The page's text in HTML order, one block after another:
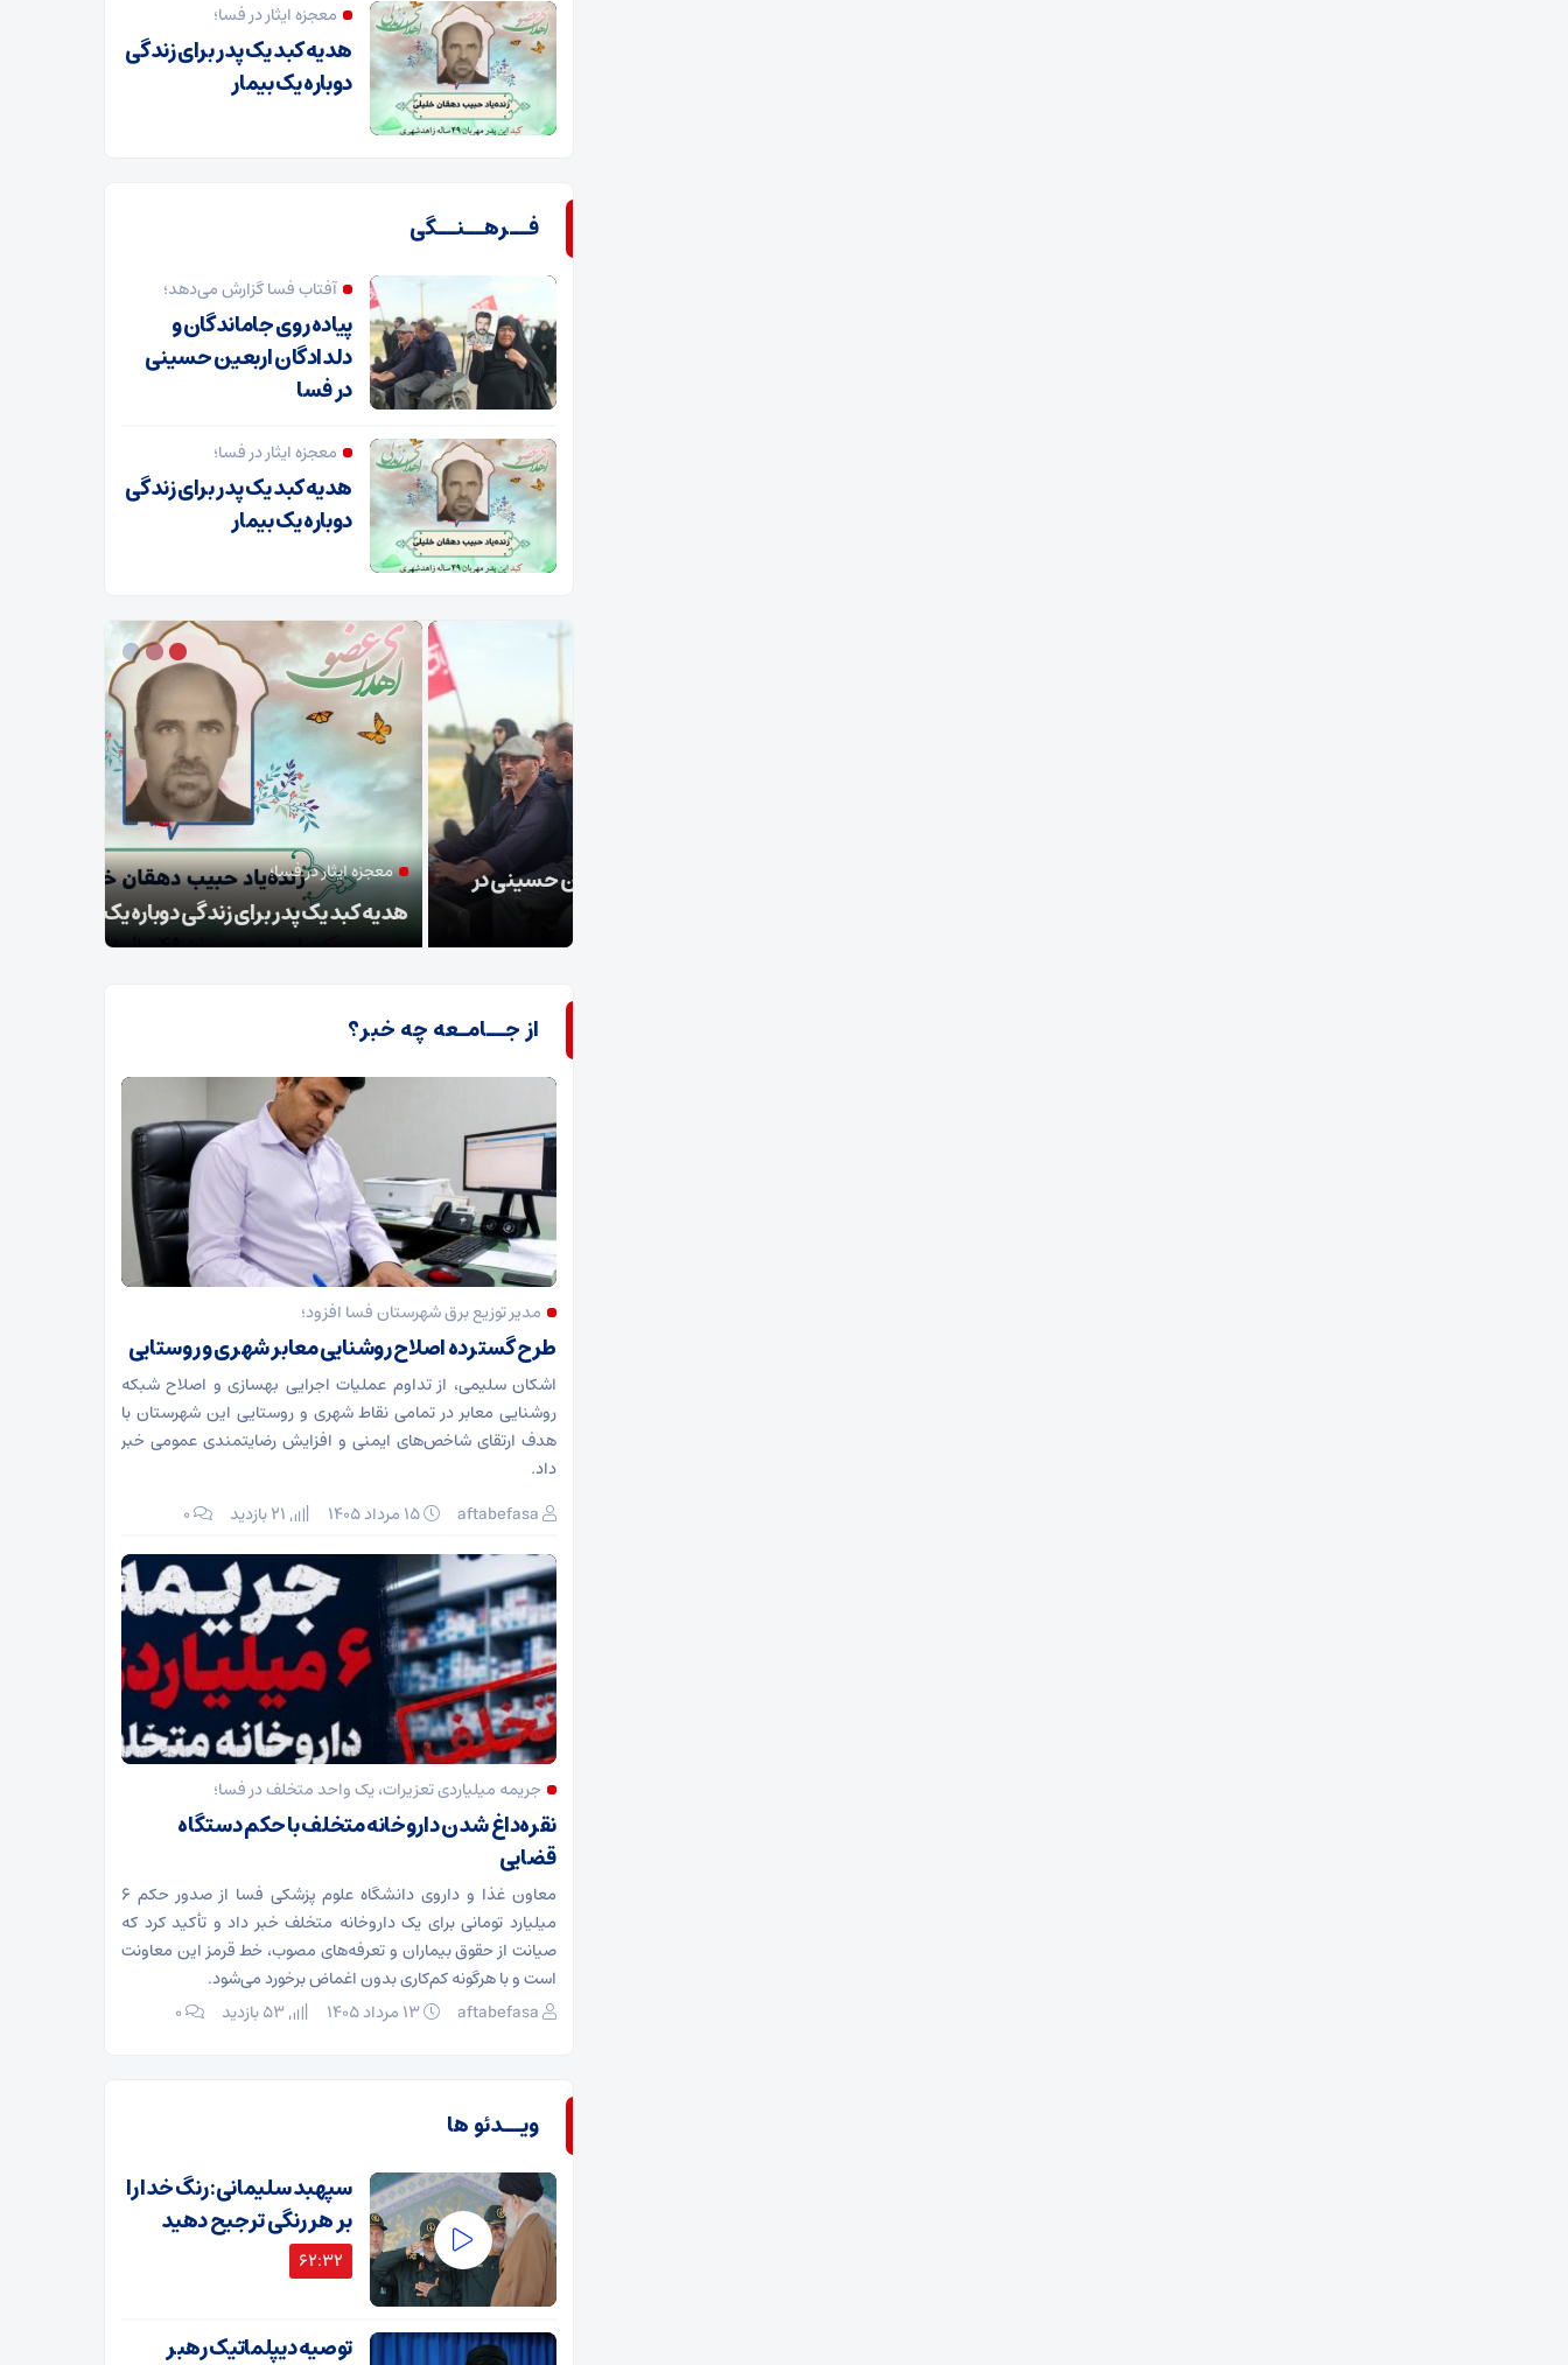
معجزه ایثار در فسا؛
هدیه کبد یک پدر برای زندگی
دوباره یک بیمار
فــرهــنــگی
آفتاب فسا گزارش می‌دهد؛
پیاده روی جاماندگان و
دلدادگان اربعین حسینی
در فسا
معجزه ایثار در فسا؛
هدیه کبد یک پدر برای زندگی
دوباره یک بیمار
معجزه ایثار در فسا؛
هدیه کبد یک پدر برای زندگی دوباره یک بیمار
از جــامـعه چه خبر؟
مدیر توزیع برق شهرستان فسا افزود؛
طرح گسترده اصلاح روشنایی معابر شهری و روستایی
اشکان سلیمی، از تداوم عملیات اجرایی بهسازی و اصلاح شبکه
روشنایی معابر در تمامی نقاط شهری و روستایی این شهرستان با
هدف ارتقای شاخص‌های ایمنی و افزایش رضایتمندی عمومی خبر
داد.
aftabefasa
۰
جریمه میلیاردی تعزیرات، یک واحد متخلف در فسا؛
نقره‌داغ شدن داروخانه متخلف با حکم دستگاه
قضایی
معاون غذا و داروی دانشگاه علوم پزشکی فسا از صدور حکم ۶
میلیارد تومانی برای یک داروخانه متخلف خبر داد و تأکید کرد که
صیانت از حقوق بیماران و تعرفه‌های مصوب، خط قرمز این معاونت
است و با هرگونه کم‌کاری بدون اغماض برخورد می‌شود.
aftabefasa
۰
ویــدئو ها
سپهبد سلیمانی: رنگ خدا را
بر هر رنگی ترجیح دهید
62:32
توصیه دیپلماتیک رهبر